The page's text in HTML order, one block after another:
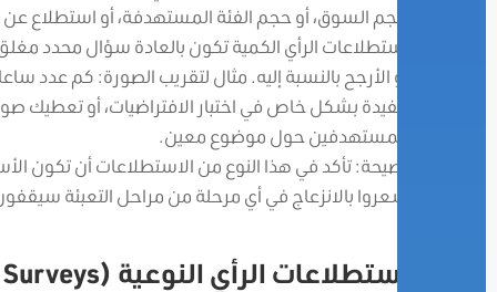
حجم السوق، أو حجم الفئة المستهدفة، أو استطلاع
استطلاعات الرأي الكمية تكون بالعادة سؤال محدد
أو الأرجح بالنسبة إليه. مثال لتقريب الصورة: كم عدد
مفيدة بشكل خاص في اختبار الافتراضيات، أو تعطيك
المستهدفين حول موضوع معين.
نصيحة: تأكد في هذا النوع من الاستطلاعات أن تكون
شعروا بالانزعاج في أي مرحلة من مراحل التعبئة
استطلاعات الرأي النوعية (Qualitative Surveys)